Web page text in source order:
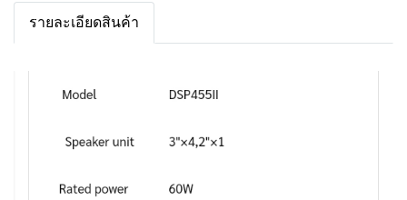
รายละเอียดสินค้า